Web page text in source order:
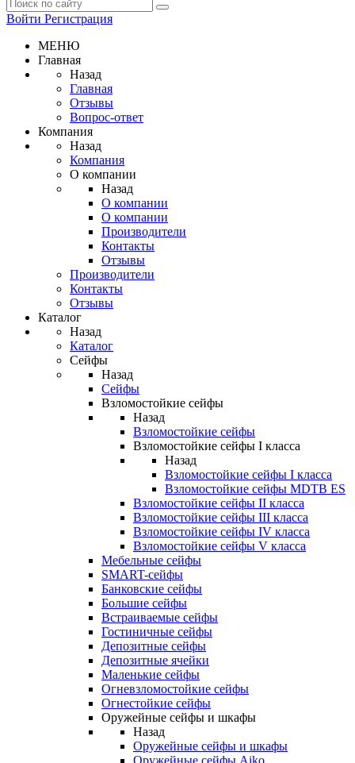
Войти Регистрация
МЕНЮ
Главная
Назад
Главная
Отзывы
Вопрос-ответ
Компания
Назад
Компания
О компании
Назад
О компании
О компании
Производители
Контакты
Отзывы
Производители
Контакты
Отзывы
Каталог
Назад
Каталог
Сейфы
Назад
Сейфы
Взломостойкие сейфы
Назад
Взломостойкие сейфы
Взломостойкие сейфы I класса
Назад
Взломостойкие сейфы I класса
Взломостойкие сейфы MDTB ES
Взломостойкие сейфы II класса
Взломостойкие сейфы III класса
Взломостойкие сейфы IV класса
Взломостойкие сейфы V класса
Мебельные сейфы
SMART-сейфы
Банковские сейфы
Большие сейфы
Встраиваемые сейфы
Гостиничные сейфы
Депозитные сейфы
Депозитные ячейки
Маленькие сейфы
Огневзломостойкие сейфы
Огнестойкие сейфы
Оружейные сейфы и шкафы
Назад
Оружейные сейфы и шкафы
Оружейные сейфы Aiko